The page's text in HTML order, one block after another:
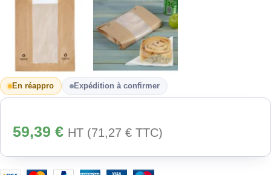
En réappro Expédition à confirmer
59,39 € HT (71,27 € TTC)